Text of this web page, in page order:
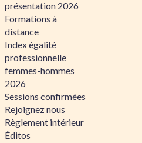
présentation 2026
Formations à
distance
Index égalité
professionnelle
femmes-hommes
2026
Sessions confirmées
Rejoignez nous
Règlement intérieur
Éditos